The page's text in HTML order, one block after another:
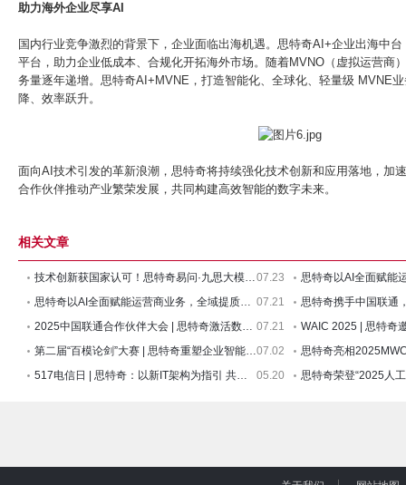
助力海外企业尽享AI
国内行业竞争激烈的背景下，企业面临出海机遇。思特奇AI+企业出海中
平台，助力企业低成本、合规化开拓海外市场。随着MVNO（虚拟运营商
务量逐年递增。思特奇AI+MVNE，打造智能化、全球化、轻量级 MVNE
降、效率跃升。
面向AI技术引发的革新浪潮，思特奇将持续强化技术创新和应用落地，加
合作伙伴推动产业繁荣发展，共同构建高效智能的数字未来。
相关文章
技术创新获国家认可！思特奇易问·九思大模型通过“双备案”07.23
思特奇以AI全面赋能运营商业务，全域提质增效正当时 07.21
2025中国联通合作伙伴大会 | 思特奇激活数据要素潜能，创新政企 07.21
第二届“百模论剑”大赛 | 思特奇重塑企业智能观，打造人机协07.02
517电信日 | 思特奇：以新IT架构为指引 共赢AI新时代
05.20